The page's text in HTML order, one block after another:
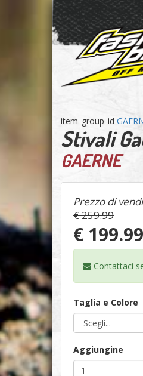
item_group_id
Stivali
GAERNE
Prezzo di
€ 259.99
€ 199.99
Contattaci
Taglia e Colore
Aggiungine